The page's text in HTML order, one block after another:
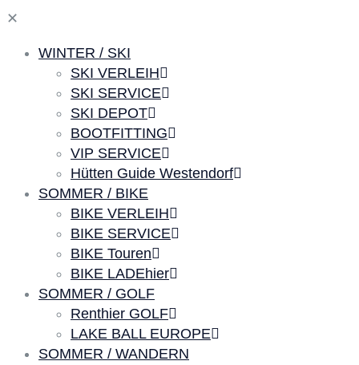
✕
WINTER / SKI
SKI VERLEIH
SKI SERVICE
SKI DEPOT
BOOTFITTING
VIP SERVICE
Hütten Guide Westendorf
SOMMER / BIKE
BIKE VERLEIH
BIKE SERVICE
BIKE Touren
BIKE LADEhier
SOMMER / GOLF
Renthier GOLF
LAKE BALL EUROPE
SOMMER / WANDERN